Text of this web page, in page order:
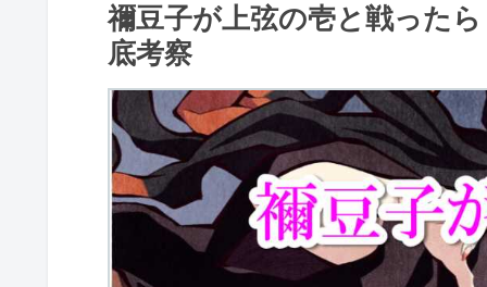
禰豆子が上弦の壱と戦った
底考察